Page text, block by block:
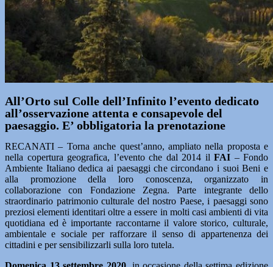
All’Orto sul Colle dell’Infinito l’evento dedicato
all’osservazione attenta e consapevole del
paesaggio. E’ obbligatoria la prenotazione
RECANATI – Torna anche quest’anno, ampliato nella proposta e
nella copertura geografica, l’evento che dal 2014 il FAI – Fondo
Ambiente Italiano dedica ai paesaggi che circondano i suoi Beni e
alla promozione della loro conoscenza, organizzato in
collaborazione con Fondazione Zegna. Parte integrante dello
straordinario patrimonio culturale del nostro Paese, i paesaggi sono
preziosi elementi identitari oltre a essere in molti casi ambienti di vita
quotidiana ed è importante raccontarne il valore storico, culturale,
ambientale e sociale per rafforzare il senso di appartenenza dei
cittadini e per sensibilizzarli sulla loro tutela.